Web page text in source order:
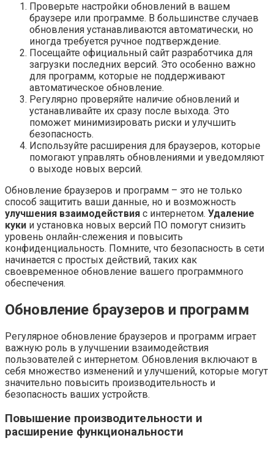
Проверьте настройки обновлений в вашем
браузере или программе. В большинстве случаев
обновления устанавливаются автоматически, но
иногда требуется ручное подтверждение.
Посещайте официальный сайт разработчика для
загрузки последних версий. Это особенно важно
для программ, которые не поддерживают
автоматическое обновление.
Регулярно проверяйте наличие обновлений и
устанавливайте их сразу после выхода. Это
поможет минимизировать риски и улучшить
безопасность.
Используйте расширения для браузеров, которые
помогают управлять обновлениями и уведомляют
о выходе новых версий.
Обновление браузеров и программ – это не только
способ защитить ваши данные, но и возможность
улучшения взаимодействия с интернетом. Удаление
куки и установка новых версий ПО помогут снизить
уровень онлайн-слежения и повысить
конфиденциальность. Помните, что безопасность в сети
начинается с простых действий, таких как
своевременное обновление вашего программного
обеспечения.
Обновление браузеров и программ
Регулярное обновление браузеров и программ играет
важную роль в улучшении взаимодействия
пользователей с интернетом. Обновления включают в
себя множество изменений и улучшений, которые могут
значительно повысить производительность и
безопасность ваших устройств.
Повышение производительности и
расширение функциональности